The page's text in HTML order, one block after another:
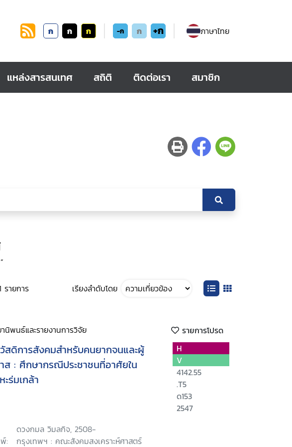
ก ก ก -ก ก +ก ภาษาไทย
แหล่งสารสนเทศ สถิติ ติดต่อเรา สมาชิก
รายการ เรียงลำดับโดย
นิพนธ์และรายงานการวิจัย รายการโปรด
สดิการสังคมสำหรับคนยากจนและผู้
ส : ศึกษากรณีประชาชนที่อาศัยใน
ร่มเกล้า
ดวงกมล วิมลกิจ, 2508-
:
กรุงเทพฯ : คณะสังคมสงเคราะห์ศาสตร์
H
V
4142.55
.T5
ด153
2547